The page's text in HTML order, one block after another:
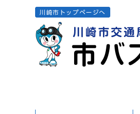
川崎市トップページへ